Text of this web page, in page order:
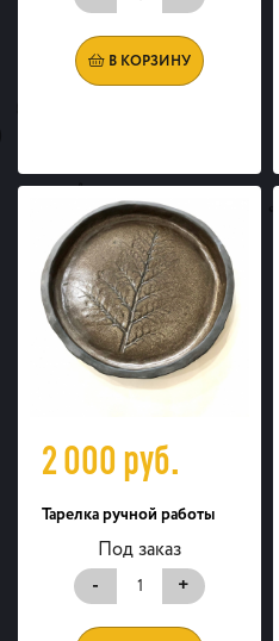
В КОРЗИНУ
2 000руб.
Тарелка ручной работы
Под заказ
-
+